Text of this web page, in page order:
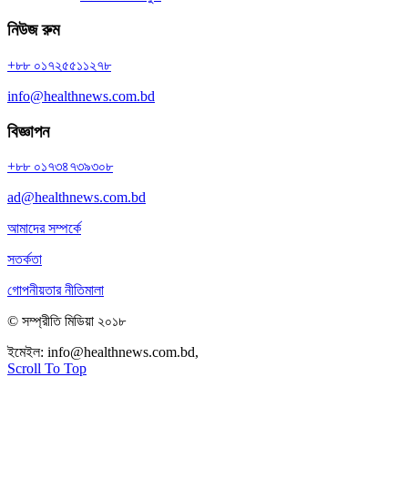
নিউজ রুম
+৮৮ ০১৭২৫৫১১২৭৮
info@healthnews.com.bd
বিজ্ঞাপন
+৮৮ ০১৭৩৪৭৩৯৩০৮
ad@healthnews.com.bd
আমাদের সম্পর্কে
সতর্কতা
গোপনীয়তার নীতিমালা
© সম্প্রীতি মিডিয়া ২০১৮
ইমেইল: info@healthnews.com.bd,
Scroll To Top